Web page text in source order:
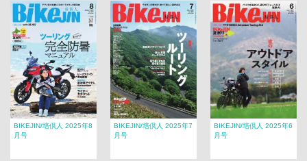
BIKEJIN/培倶人 2025年8
月号
BIKEJIN/培倶人 2025年7
月号
BIKEJIN/培倶人 2025年6
月号